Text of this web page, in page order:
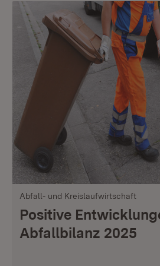
Abfall- und Kreislaufwirtschaft
Positive
Abfallbilanz 2025